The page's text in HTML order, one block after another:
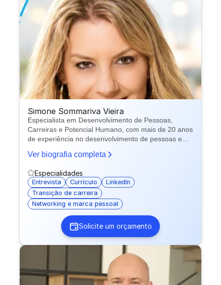
Simone Sommariva Vieira
Especialista em Desenvolvimento de Pessoas,
Carreiras e Potencial Humano, com mais de 20 anos
de experiência no desenvolvimento de pessoas e
Acquisition, People & Performance e
na construção de trajetórias mais conscientes,
estratégicas e alinhadas aos seus objetivos. Acredito
que toda carreira pode ser potencializada quando
propósito, competências e oportunidades caminham
Ver biografia completa
Especialidades
Entrevista Currículo
LinkedIn
Transição de carreira
Networking e marca pessoal
Solicite um orçamento